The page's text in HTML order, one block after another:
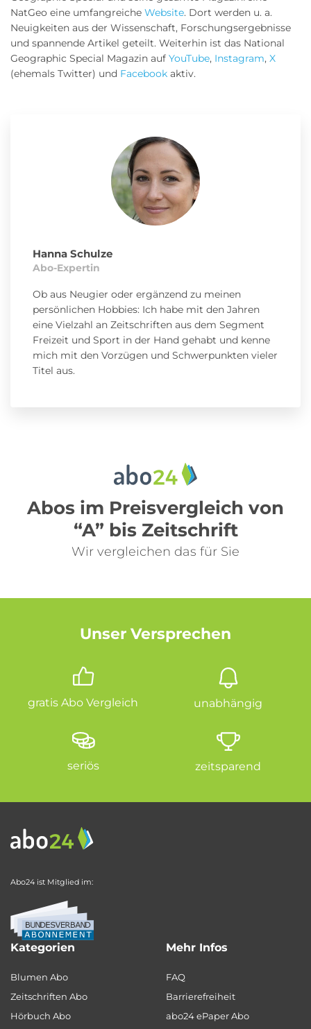
Hanna Schulze
Abo-Expertin
Ob aus Neugier oder ergänzend zu meinen
persönlichen Hobbies: Ich habe mit den Jahren
eine Vielzahl an Zeitschriften aus dem Segment
Freizeit und Sport in der Hand gehabt und kenne
mich mit den Vorzügen und Schwerpunkten vieler
Titel aus.
NatGeo eine umfangreiche Website. Dort werden u. a.
Neuigkeiten aus der Wissenschaft, Forschungsergebnisse
und spannende Artikel geteilt. Weiterhin ist das National
Geographic Special Magazin auf YouTube, Instagram, X
(ehemals Twitter) und Facebook aktiv.
Abos im Preisvergleich von
“A” bis Zeitschrift
Wir vergleichen das für Sie
Unser Versprechen
gratis Abo Vergleich unabhängig
seriös zeitsparend
Abo24 ist Mitglied im:
Kategorien
Blumen Abo
Zeitschriften Abo
Hörbuch Abo
Mehr Infos
FAQ
Barrierefreiheit
abo24 ePaper Abo